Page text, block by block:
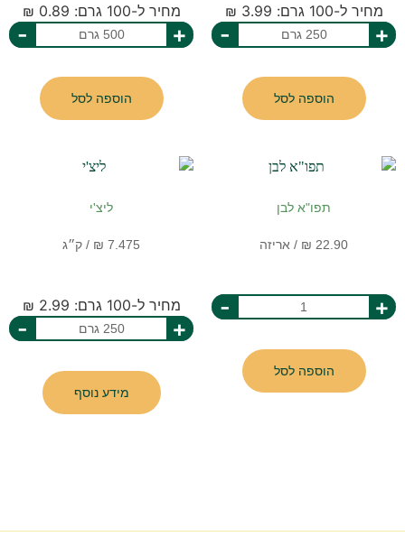
מחיר ל-100 גרם: 3.99 ₪
+
-
הוספה לסל
מחיר ל-100 גרם: 0.89 ₪
+
-
הוספה לסל
תפו"א לבן
+
-
הוספה לסל
ליצ'י
מחיר ל-100 גרם: 2.99 ₪
+
-
מידע נוסף